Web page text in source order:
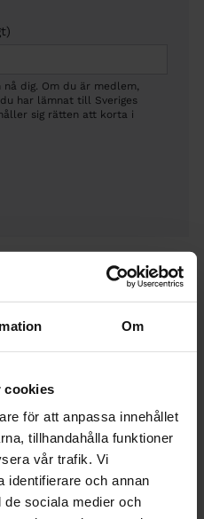
Om
cookies
för att anpassa innehållet
tillhandahålla funktioner
vår trafik. Vi
identifierare och annan
de sociala medier och
dig. Om du är medlem,
har lämnat till Sveriges
sig rätten att korta i